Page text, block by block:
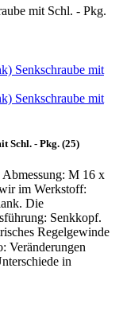
mit Schl. - Pkg.
Schl. - Pkg. (25)
M 16 x
im Werkstoff:
Die
Senkkopf.
Regelgewinde
Veränderungen
in